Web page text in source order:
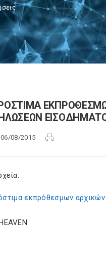
06/08/2015
εκπρόθεσμων